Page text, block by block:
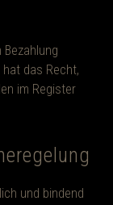
hat das Recht,
im Register
und bindend